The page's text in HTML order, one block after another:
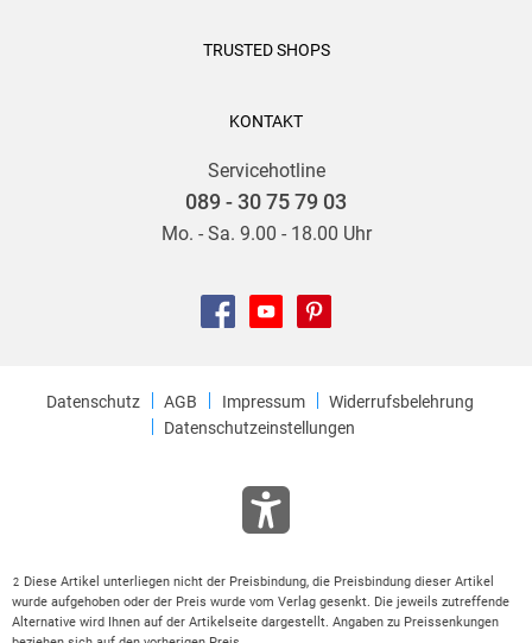
TRUSTED SHOPS
KONTAKT
Servicehotline
089 - 30 75 79 03
Mo. - Sa. 9.00 - 18.00 Uhr
Datenschutz AGB Impressum
Widerrufsbelehrung
Datenschutzeinstellungen
2
Diese Artikel unterliegen nicht der Preisbindung, die Preisbindung dieser Artikel
wurde aufgehoben oder der Preis wurde vom Verlag gesenkt. Die jeweils zutreffende
Alternative wird Ihnen auf der Artikelseite dargestellt. Angaben zu Preissenkungen